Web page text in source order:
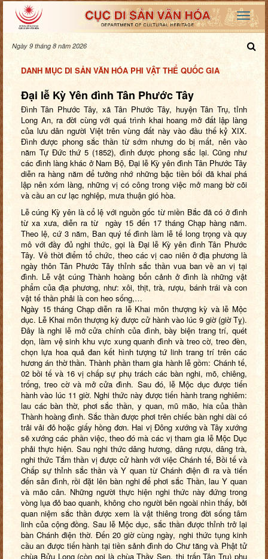
Ngày 9 tháng 8 năm 2026
DANH MỤC DI SẢN VĂN HÓA PHI VẬT THỂ QUỐC GIA
Đại lễ Kỳ Yên đình Tân Phước Tây
Đình Tân Phước Tây, xã Tân Phước Tây, huyện Tân Trụ, tỉnh
Long An, ra đời cùng với quá trình khai hoang mở đất lập làng
của lưu dân người Việt trên vùng đất này vào đầu thế kỷ XIX.
Đình được phong sắc thần từ sớm nhưng do bị mất, nên vào
năm Tự Đức thứ 5 (1852), đình được phong sắc lại. Cũng như
các đình làng khác ở Nam Bộ, Đại lễ Kỳ yên đình Tân Phước Tây
diễn ra hàng năm để tưởng nhớ những bậc tiền bối đã khai phá
lập nên xóm làng, những vị có công trong việc mở mang bờ cõi
và cầu an cư lạc nghiệp, mưa thuận gió hòa.
Lễ cúng Kỳ yên là cổ lệ với nguồn gốc từ miền Bắc đã có ở đình
từ xa xưa, diễn ra từ ngày 15 đến 17 tháng Chạp hàng năm.
Theo lệ, cứ 3 năm, Ban quý tế đình làm lễ tế long trọng và quy
mô với đầy đủ nghi thức, gọi là Đại lễ Kỳ yên đình Tân Phước
Tây. Về thời điểm tổ chức, theo các vị cao niên ở địa phương là
ngày thôn Tân Phước Tây thỉnh sắc thần vua ban về an vị tại
đình. Lễ vật cúng Thành hoàng bổn cảnh ở đình là những vật
phẩm của địa phương, như: xôi, thịt, trà, rượu, bánh trái và con
vật tế thần phải là con heo sống,…
Ngày 15 tháng Chạp diễn ra lễ Khai môn thượng kỳ và lễ Mộc
dục. Lễ Khai môn thượng kỳ được cử hành vào lúc 9 giờ (giờ Tỵ).
Đây là nghi lễ mở cửa chính của đình, bày biện trang trí, quét
dọn, làm vệ sinh khu vực xung quanh đình và treo cờ, treo đèn,
chọn lựa hoa quả đan kết hình tượng tứ linh trang trí trên các
hương án thờ thần. Thành phần tham gia hành lễ gồm: Chánh tế,
02 bồi tế và 16 vị chấp sự phụ trách các bàn nghi, mõ, chiêng,
trống, treo cờ và mở cửa đình. Sau đó, lễ Mộc dục được tiến
hành vào lúc 11 giờ. Nghi thức này được tiến hành trang nghiêm:
lau các bàn thờ, phơi sắc thần, y quan, mũ mão, hia của thần
Thành hoàng đình. Sắc thần được phơi trên chiếc bàn nghi dài có
trải vải đỏ hoặc giấy hồng đơn. Hai vị Đông xướng và Tây xướng
sẽ xướng các phần việc, theo đó mà các vị tham gia lễ Mộc Dục
phải thực hiện. Sau nghi thức dâng hương, dâng rượu, dâng trà,
nghi thức Tắm thần vị được cử hành với việc Chánh tế, Bồi tế và
Chấp sự thỉnh sắc thần và Y quan từ Chánh điện đi ra và tiến
đến sân đình, rồi đặt lên bàn nghi để phơi sắc Thần, lau Y quan
và mão cân. Những người thực hiện nghi thức này đứng trong
vòng lụa đỏ bao quanh, không cho người bên ngoài nhìn thấy, bởi
quan niệm sắc thần được xem là vật thiêng trong đời sống tâm
linh của cộng đồng. Sau lễ Mộc dục, sắc thần được thỉnh trở lại
bàn Chánh điện thờ. Đến 20 giờ cùng ngày, nghi thức tụng kinh
cầu an được tiến hành tại tiền sảnh đình do Chư tăng và Phật tử
chùa Bửu Long (còn gọi là chùa Thầy Sen, thị trấn Tân Trụ) phụ